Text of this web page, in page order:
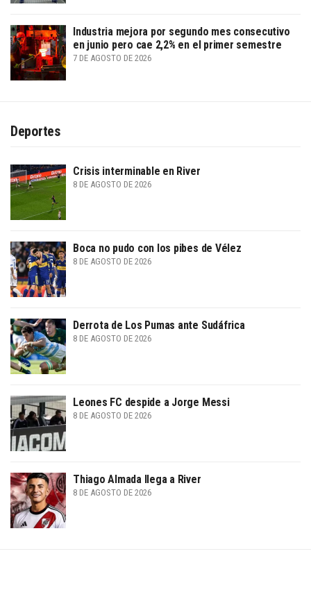
Industria mejora por segundo mes consecutivo
en junio pero cae 2,2% en el primer semestre
7 DE AGOSTO DE 2026
Deportes
Crisis interminable en River
8 DE AGOSTO DE 2026
Boca no pudo con los pibes de Vélez
8 DE AGOSTO DE 2026
Derrota de Los Pumas ante Sudáfrica
8 DE AGOSTO DE 2026
Leones FC despide a Jorge Messi
8 DE AGOSTO DE 2026
Thiago Almada llega a River
8 DE AGOSTO DE 2026